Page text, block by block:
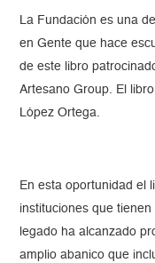
La Fundación es una
en Gente que hace
de este libro
Artesano Group. El
López Ortega.
En esta oportunidad el
instituciones que
legado ha alcanzado
amplio abanico que